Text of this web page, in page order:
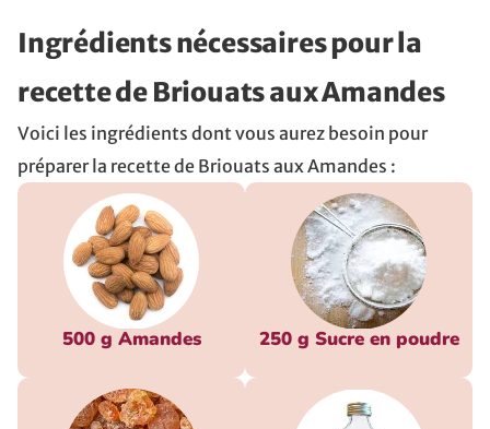
Ingrédients nécessaires pour la
recette de Briouats aux Amandes
Voici les ingrédients dont vous aurez besoin pour
préparer la recette de Briouats aux Amandes :
500 g Amandes 250 g Sucre en poudre